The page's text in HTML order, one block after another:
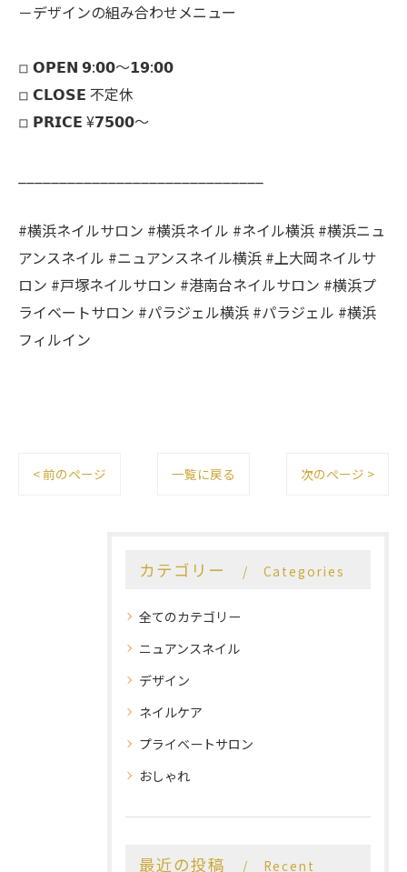
－デザインの組み合わせメニュー
◽︎ 𝗢𝗣𝗘𝗡 𝟵:𝟬𝟬～𝟭𝟵:𝟬𝟬
◽︎ 𝗖𝗟𝗢𝗦𝗘 不定休
◽︎ 𝗣𝗥𝗜𝗖𝗘 ¥𝟳𝟱𝟬𝟬～
#横浜ネイルサロン #横浜ネイル #ネイル横浜 #横浜ニュ
アンスネイル #ニュアンスネイル横浜 #上大岡ネイルサ
ロン #戸塚ネイルサロン #港南台ネイルサロン #横浜プ
ライベートサロン #パラジェル横浜 #パラジェル #横浜
フィルイン
< 前のページ 一覧に戻る 次のページ >
カテゴリー Categories
全てのカテゴリー
ニュアンスネイル
デザイン
ネイルケア
プライベートサロン
おしゃれ
最近の投稿
Recent